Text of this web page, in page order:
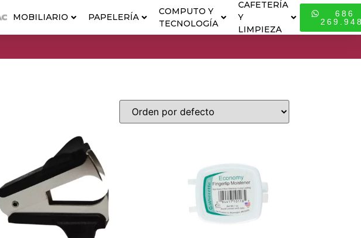
MOBILIARIO PAPELERÍA
COMPUTO Y
TECNOLOGÍA
CAFETERÍA
Y
LIMPIEZA
686